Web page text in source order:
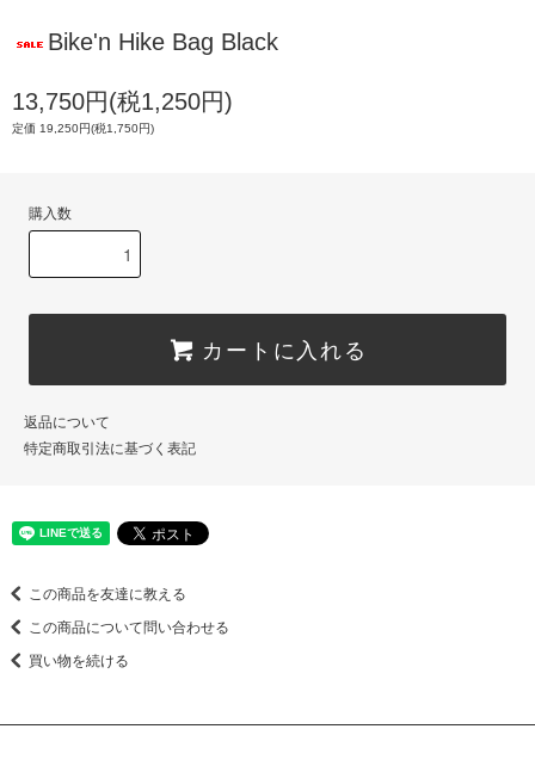
Bike'n Hike Bag Black
13,750円(税1,250円)
定価 19,250円(税1,750円)
購入数
カートに入れる
返品について
特定商取引法に基づく表記
この商品を友達に教える
この商品について問い合わせる
買い物を続ける